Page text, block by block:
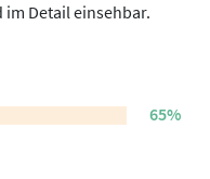
im Detail einsehbar.
65%